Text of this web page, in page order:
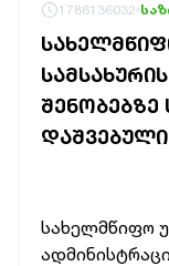
1786136032
სახელმწიფო